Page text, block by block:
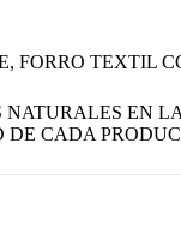
TEXTIL
EN
CADA